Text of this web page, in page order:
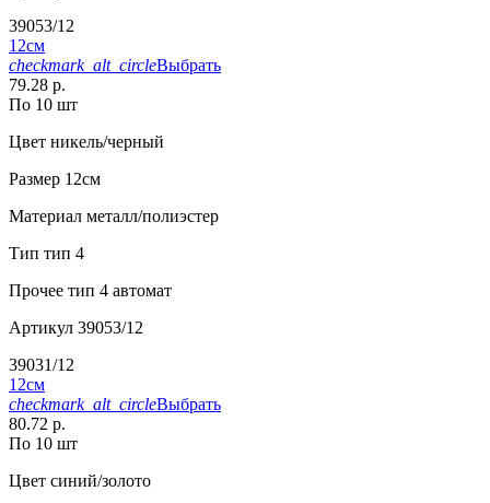
39053/12
12см
checkmark_alt_circleВыбрать
79.28 р.
По 10 шт
Цвет никель/черный
Размер 12см
Материал металл/полиэстер
Тип тип 4
Прочее тип 4 автомат
Артикул 39053/12
39031/12
12см
checkmark_alt_circleВыбрать
80.72 р.
По 10 шт
Цвет синий/золото